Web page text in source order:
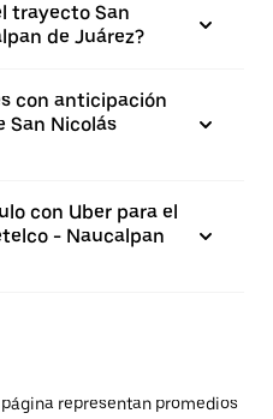
trayecto San
de Juárez?
con anticipación
San Nicolás
con Uber para el
- Naucalpan
representan promedios